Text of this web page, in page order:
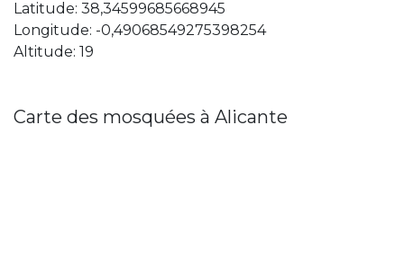
Latitude: 38,34599685668945
Longitude: -0,49068549275398254
Altitude: 19
Carte des mosquées à Alicante